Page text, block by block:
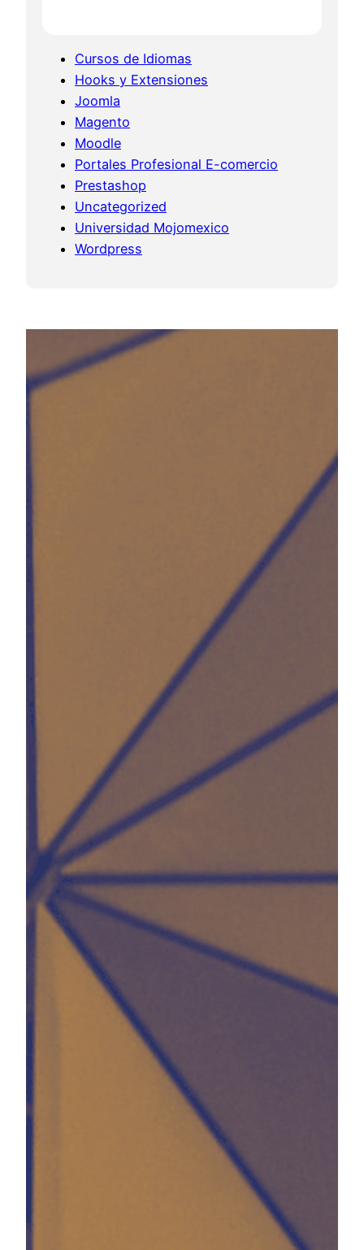
Cursos de Idiomas
Hooks y Extensiones
Joomla
Magento
Moodle
Portales Profesional E-comercio
Prestashop
Uncategorized
Universidad Mojomexico
Wordpress